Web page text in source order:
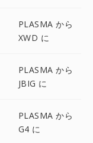
PLASMA から
XWD に
PLASMA から
JBIG に
PLASMA から
G4 に